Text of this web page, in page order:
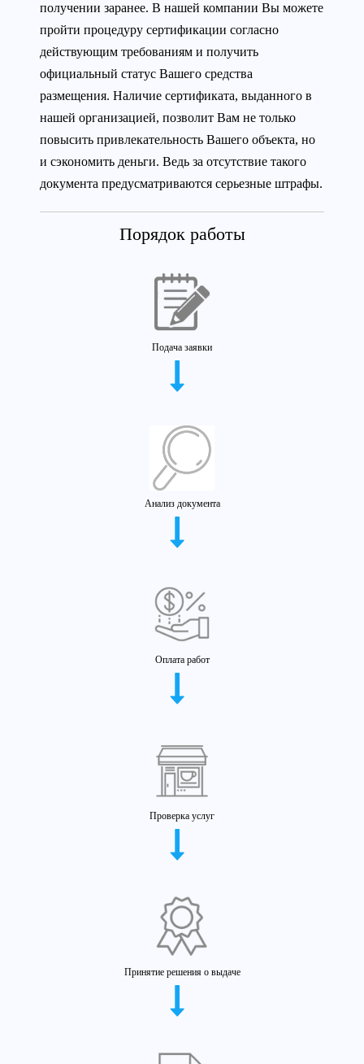
получении заранее. В нашей компании Вы можете
пройти процедуру сертификации согласно
действующим требованиям и получить
официальный статус Вашего средства
размещения. Наличие сертификата, выданного в
нашей организацией, позволит Вам не только
повысить привлекательность Вашего объекта, но
и сэкономить деньги. Ведь за отсутствие такого
документа предусматриваются серьезные штрафы.
Порядок работы
Подача заявки
Анализ документа
Оплата работ
Проверка услуг
Принятие решения о выдаче